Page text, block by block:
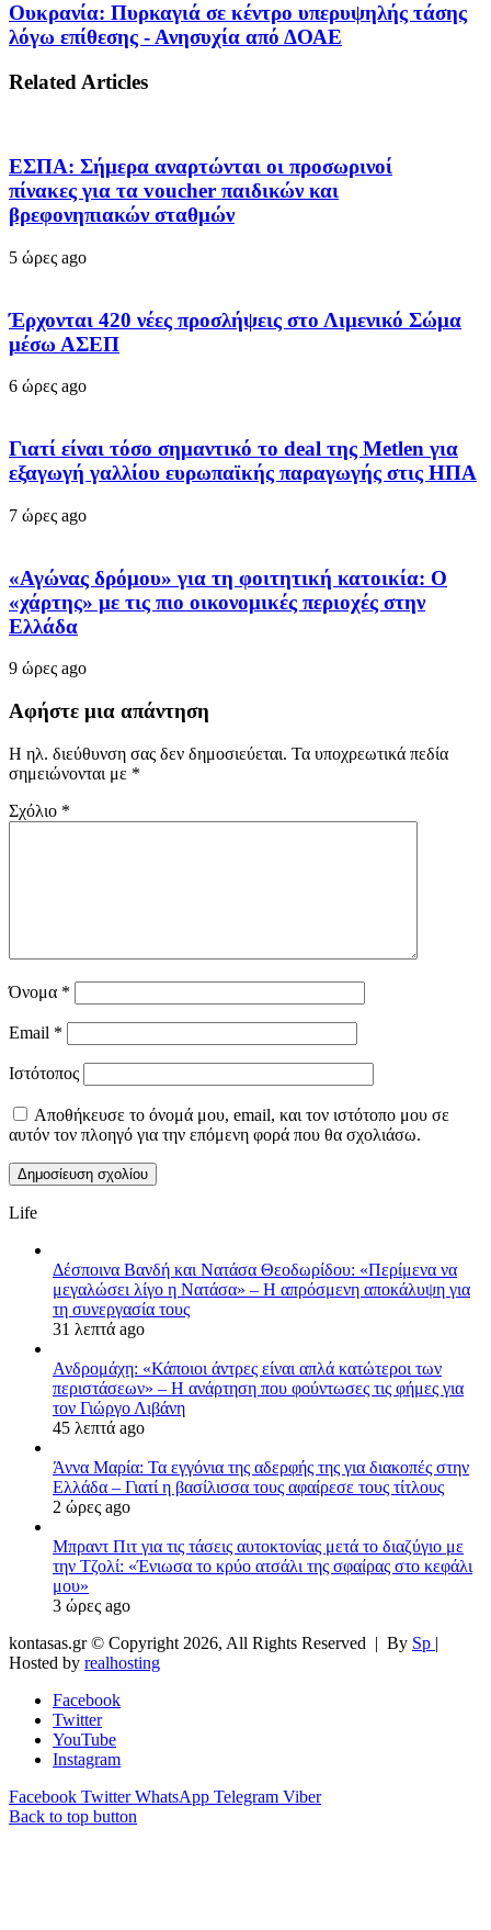
Ουκρανία: Πυρκαγιά σε κέντρο υπερυψηλής τάσης
λόγω επίθεσης - Ανησυχία από ΔΟΑΕ
Related Articles
ΕΣΠΑ: Σήμερα αναρτώνται οι προσωρινοί
πίνακες για τα voucher παιδικών και
βρεφονηπιακών σταθμών
5 ώρες ago
Έρχονται 420 νέες προσλήψεις στο Λιμενικό Σώμα
μέσω ΑΣΕΠ
6 ώρες ago
Γιατί είναι τόσο σημαντικό το deal της Metlen για
εξαγωγή γαλλίου ευρωπαϊκής παραγωγής στις ΗΠΑ
7 ώρες ago
«Αγώνας δρόμου» για τη φοιτητική κατοικία: Ο
«χάρτης» με τις πιο οικονομικές περιοχές στην
Ελλάδα
9 ώρες ago
Αφήστε μια απάντηση
Η ηλ. διεύθυνση σας δεν δημοσιεύεται. Τα υποχρεωτικά πεδία
σημειώνονται με *
Σχόλιο *
Όνομα *
Email *
Ιστότοπος
Αποθήκευσε το όνομά μου, email, και τον ιστότοπο μου σε
αυτόν τον πλοηγό για την επόμενη φορά που θα σχολιάσω.
Life
Δέσποινα Βανδή και Νατάσα Θεοδωρίδου: «Περίμενα να
μεγαλώσει λίγο η Νατάσα» – Η απρόσμενη αποκάλυψη για
τη συνεργασία τους
31 λεπτά ago
Ανδρομάχη: «Κάποιοι άντρες είναι απλά κατώτεροι των
περιστάσεων» – Η ανάρτηση που φούντωσες τις φήμες για
τον Γιώργο Λιβάνη
45 λεπτά ago
Άννα Μαρία: Τα εγγόνια της αδερφής της για διακοπές στην
Ελλάδα – Γιατί η βασίλισσα τους αφαίρεσε τους τίτλους
2 ώρες ago
Μπραντ Πιτ για τις τάσεις αυτοκτονίας μετά το διαζύγιο με
την Τζολί: «Ένιωσα το κρύο ατσάλι της σφαίρας στο κεφάλι
μου»
3 ώρες ago
kontasas.gr © Copyright 2026, All Rights Reserved | By Sp |
Hosted by realhosting
Facebook
Twitter
YouTube
Instagram
Facebook Twitter WhatsApp Telegram Viber
Back to top button